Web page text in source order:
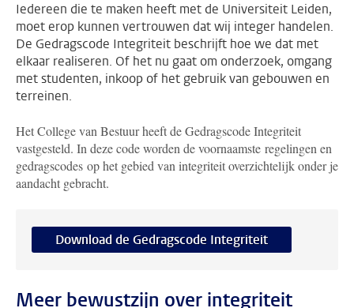
Iedereen die te maken heeft met de Universiteit Leiden,
moet erop kunnen vertrouwen dat wij integer handelen.
De Gedragscode Integriteit beschrijft hoe we dat met
elkaar realiseren. Of het nu gaat om onderzoek, omgang
met studenten, inkoop of het gebruik van gebouwen en
terreinen.
Het College van Bestuur heeft de Gedragscode Integriteit
vastgesteld. In deze code worden de voornaamste regelingen en
gedragscodes op het gebied van integriteit overzichtelijk onder je
aandacht gebracht.
Download de Gedragscode Integriteit
Meer bewustzijn over integriteit